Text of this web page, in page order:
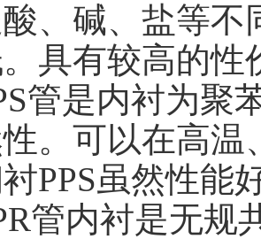
、碱、盐等不
具有较高的性
管是内衬为聚
。可以在高温
PPS虽然性能
管内衬是无规